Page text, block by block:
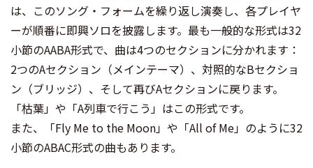
は、このソング・フォームを繰り返し演奏し、各プレイヤ
ーが順番に即興ソロを披露します。最も一般的な形式は32
小節のAABA形式で、曲は4つのセクションに分かれます：
2つのAセクション（メインテーマ）、対照的なBセクショ
ン（ブリッジ）、そして再びAセクションに戻ります。
「枯葉」や「A列車で行こう」はこの形式です。
また、「Fly Me to the Moon」や「All of Me」のように32
小節のABAC形式の曲もあります。